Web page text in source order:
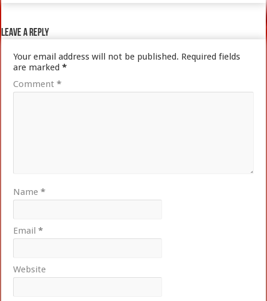
Leave a Reply
Your email address will not be published. Required fields
are marked*
Comment*
Name*
Email*
Website